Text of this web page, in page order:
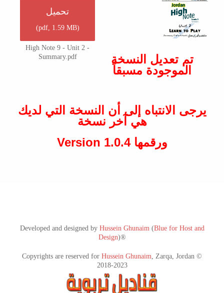
تحميل
(
pdf, 1.59 MB
)
High Note 9 - Unit 2 -
Summary.pdf
تم تعديل النسخة
الموجودة مسبقاً
يرجى الانتباه إلى أن النسخة التي لديك
هي آخر نسخة
ورقمها Version 1.0.4
Developed and designed by Hussein Ghunaim(Blue for Host and
Design)®
Copyrights are reserved for Hussein Ghunaim, Zarqa, Jordan ©
2018-2023